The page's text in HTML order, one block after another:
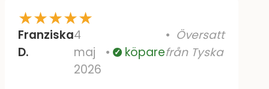
★★★★★
Franziska
D.
4
maj
2026
Verifierad
köpare
Översatt
från Tyska